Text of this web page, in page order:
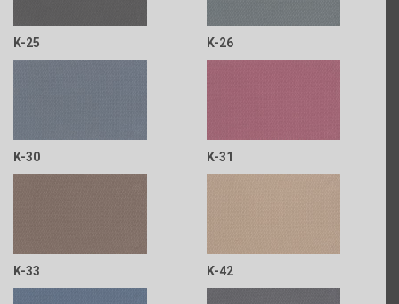
K-25 K-26
K-30 K-31
K-33 K-42